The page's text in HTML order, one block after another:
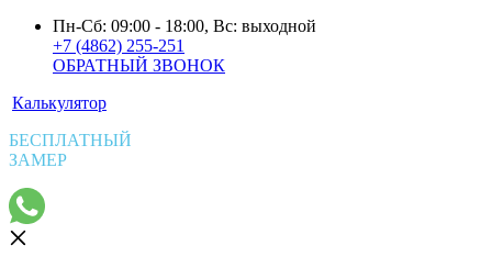
Пн-Сб: 09:00 - 18:00, Вс: выходной
+7 (4862) 255-251
ОБРАТНЫЙ ЗВОНОК
Калькулятор
БЕСПЛАТНЫЙ
ЗАМЕР